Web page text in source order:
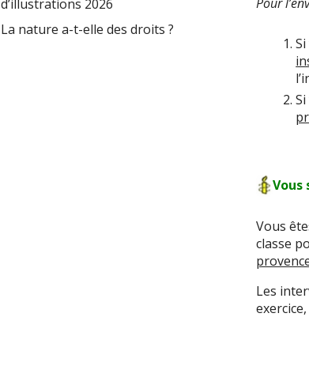
Pour
Vous
Vous
classe
Les
d’illustrations 2026
La nature a-t-elle des droits ?